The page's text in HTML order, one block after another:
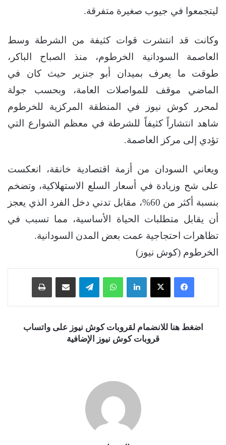
ليتجمعوا في جيوب صغيرة متفرقة.
وكانت قد انتشرت قوات كثيفة من الشرطة وسط
العاصمة السودانية الخرطوم، منذ الصباح الباكر،
طوقت ما يعرف بميدان أبو جنزير حيث كان في
الماضي موقف للمواصلات العامة، وبحسب جولة
لمحرر كوش نيوز في المنطقة المركزية للخرطوم
شاهد انتشاراً كثيفاً للشرطة في معظم الشوارع التي
تؤدي إلى مركز العاصمة.
ويعاني السودان من أزمة اقتصادية خانقة، انعكست
على شح وزيادة في أسعار السلع الاستهلاكية، وتضخم
بنسبة أكثر من 60%، مقابل تدني دخل الفرد الذي يعجز
أن يقابل متطلبات الحياة الأساسية، مما تسبب في
تظاهرات احتجاجية عمت بعض المدن السودانية.
الخرطوم (كوش نيوز)
فيسبوك ‫X لينكدإن واتساب تيلقرام
اضغط هنا للانضمام لقروبات كوش نيوز على واتساب
قروبات كوش نيوز الإضافية